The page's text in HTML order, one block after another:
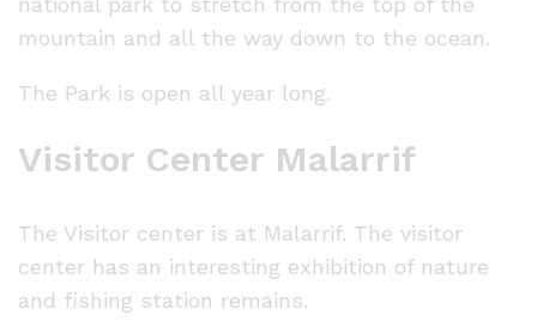
mountain and all the way down to the ocean.
The Park is open all year long.
Visitor Center Malarrif
The Visitor center is at Malarrif. The visitor
center has an interesting exhibition of nature
and fishing station remains.